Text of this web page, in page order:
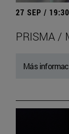
27 SEP /
PRISMA /
Más